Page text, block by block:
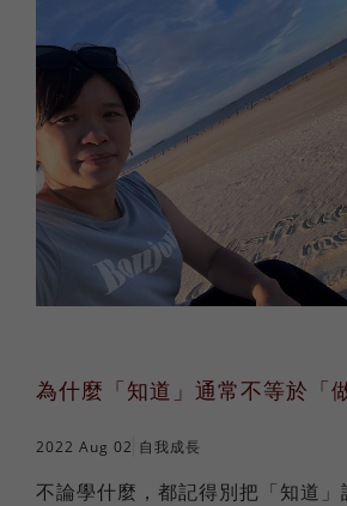
為什麼「知道」通常不等於「
2022 Aug 02 自我成長
不論學什麼，都記得別把「知道」